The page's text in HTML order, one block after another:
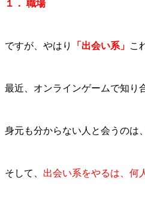
１． 職場
ですが、やはり 「出会い系」 こ
最近、オンラインゲームで知り
身元も分からない人と会うのは
そして、 出会い系をやるは、何